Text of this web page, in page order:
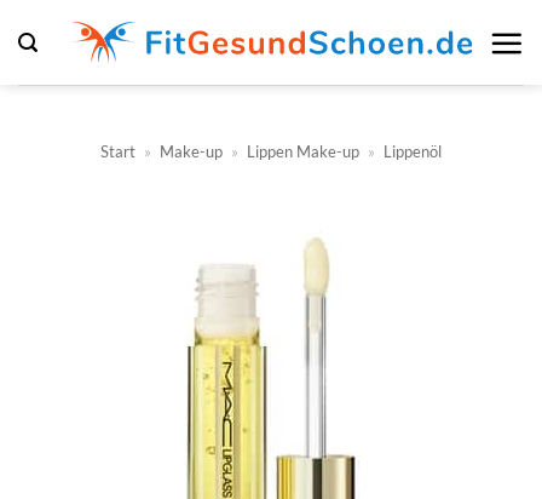
Inhalt
springen
Start » Make-up » Lippen Make-up » Lippenöl